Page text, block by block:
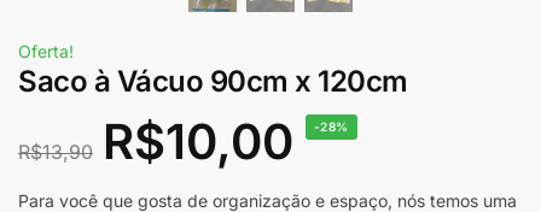
Oferta!
Saco à Vácuo 90cm x 120cm
R$13,90 R$10,00 -28%
Para você que gosta de organização e espaço, nós temos uma